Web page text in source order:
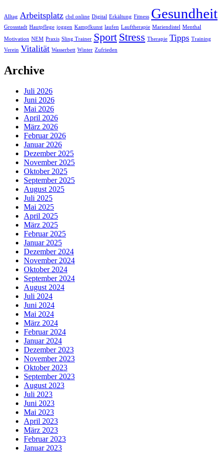
Alltag Arbeitsplatz cbd online Digital Erkältung Fitness Gesundheit
Grossstadt Hautpflege joggen Kampfkunst laufen Lauftherapie Mariendistel Menthal
Motivation NEM Praxis Sling Trainer Sport Stress Therapie Tipps Training
Verein Vitalität Wasserbett Winter Zufrieden
Archive
Juli 2026
Juni 2026
Mai 2026
April 2026
März 2026
Februar 2026
Januar 2026
Dezember 2025
November 2025
Oktober 2025
September 2025
August 2025
Juli 2025
Mai 2025
April 2025
März 2025
Februar 2025
Januar 2025
Dezember 2024
November 2024
Oktober 2024
September 2024
August 2024
Juli 2024
Juni 2024
Mai 2024
März 2024
Februar 2024
Januar 2024
Dezember 2023
November 2023
Oktober 2023
September 2023
August 2023
Juli 2023
Juni 2023
Mai 2023
April 2023
März 2023
Februar 2023
Januar 2023